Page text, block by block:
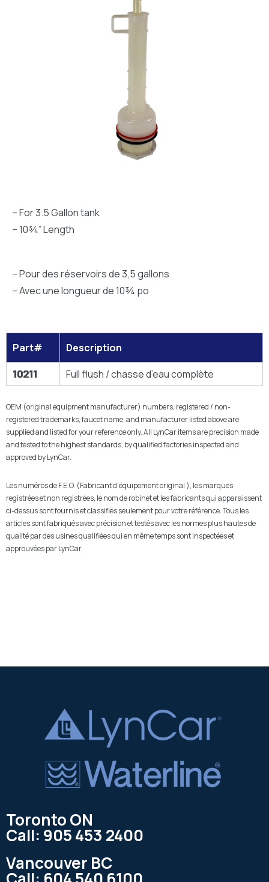
– For 3.5 Gallon tank
– 10¾” Length
– Pour des réservoirs de 3,5 gallons
– Avec une longueur de 10¾ po
Part#
Description
10211
Full flush / chasse d’eau complète
OEM (original equipment manufacturer) numbers, registered / non-
registered trademarks, faucet name, and manufacturer listed above are
supplied and listed for your reference only. All LynCar items are precision made
and tested to the highest standards, by qualified factories inspected and
approved by LynCar.
Les numéros de F.E.O. (Fabricant d’équipement original ), les marques
registrées et non registrées, le nom de robinet et les fabricants qui apparaissent
ci-dessus sont fournis et classifiés seulement pour votre référence. Tous les
articles sont fabriqués avec précision et testés avec les normes plus hautes de
qualité par des usines qualifiées qui en même temps sont inspectées et
approuvées par LynCar.
Toronto ON
Call: 905 453 2400
Vancouver BC